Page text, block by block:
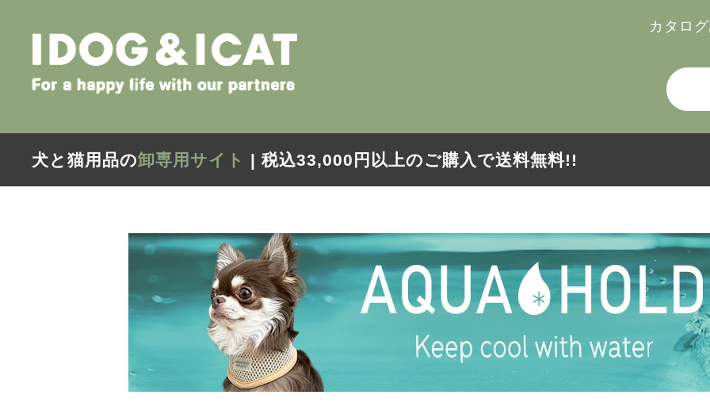
カタロ
犬と猫用品の卸専用サイト | 税込33,000円以上のご購入で送料無料!!